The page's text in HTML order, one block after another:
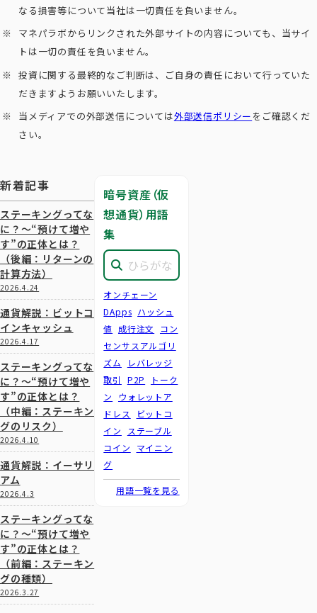
なる損害等について当社は一切責任を負いません。
マネパラボからリンクされた外部サイトの内容についても、当サイ
トは一切の責任を負いません。
投資に関する最終的なご判断は、ご自身の責任において行っていた
だきますようお願いいたします。
当メディアでの外部送信については外部送信ポリシー をご確認くだ
さい。
新着記事
ステーキングってな
に？～“預けて増や
す”の正体とは？
（後編：リターンの
計算方法）
2026.4.24
通貨解説：ビットコ
インキャッシュ
2026.4.17
ステーキングってな
に？～“預けて増や
す”の正体とは？
（中編：ステーキン
グのリスク）
2026.4.10
通貨解説：イーサリ
アム
2026.4.3
ステーキングってな
に？～“預けて増や
す”の正体とは？
（前編：ステーキン
グの種類）
2026.3.27
暗号資産（仮
想通貨）用語
集
オンチェーン
DApps ハッシュ
値 成行注文
コン
センサスアルゴリ
ズム
レバレッジ
取引
P2P
トーク
ン
ウォレットア
ドレス
ビットコ
イン
ステーブル
コイン
マイニン
グ
用語一覧を見る